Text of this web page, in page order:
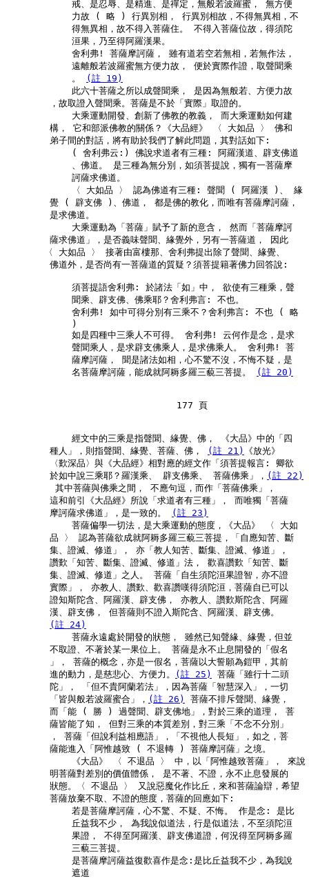
            戒、是忍辱、是精進、是禪定，無般若波羅蜜， 無方便
            力故 ( 略 ) 行異別相， 行異別相故，不得無異相，不
            得無異相，故不得入菩薩住。 不得入菩薩位故，得須陀
            洹果，乃至得阿羅漢果。
            舍利弗! 菩薩摩訶薩， 雖有道若空若無相，若無作法，
            遠離般若波羅蜜無方便力故， 便於實際作證，取聲聞乘
            。
(註 19)
            此六十菩薩之所以成聲聞乘， 是因為無般若、方便力故
        ，故取證入聲聞乘。菩薩是不於「實際」取證的。
            大乘運動開發、創新了佛教的教義， 而大乘運動如何建
        構， 它和部派佛教的關係？《大品經》 〈 大如品 〉 佛和
        弟子間的對話，將有助於我們了解此問題，其對話如下:
            ( 舍利弗云:) 佛說求道者有三種: 阿羅漢道、辟支佛道
            、佛道。 是三種為無分別，如須菩提說，獨有一菩薩摩
            訶薩求佛道。
            〈 大如品 〉 認為佛道有三種: 聲聞 ( 阿羅漢 )、 緣
        覺 ( 辟支佛 )、佛道， 都是佛的教化，而唯有菩薩摩訶薩，
        是求佛道。
            大乘運動為「菩薩」賦予了新的意含， 然而「菩薩摩訶
        薩求佛道」，是否義味聲聞、緣覺外，另有一菩薩道， 因此
       〈 大如品 〉 接著由富樓那、舍利弗提出除了聲聞、緣覺、
        佛道外，是否尚有一菩薩道的質疑？須菩提籍著佛力回答說:
            須菩提語舍利弗: 於諸法「如」中， 欲使有三種乘，聲
            聞乘、辟支佛、佛乘耶？舍利弗言: 不也。
            舍利弗! 如中可得分別有三乘不？舍利弗言: 不也 ( 略
            )
            如是四種中三乘人不可得。 舍利弗! 云何作是念，是求
            聲聞乘人，是求辟支佛乘人，是求佛乘人。 舍利弗! 菩
            薩摩訶薩， 聞是諸法如相，心不驚不沒，不悔不疑，是
            名菩薩摩訶薩，能成就阿耨多羅三藐三菩提。
(註 20)
                               177 頁
            經文中的三乘是指聲聞、緣覺、佛， 《大品》中的「四
        種人」，則指聲聞、緣覺、菩薩、佛，
(註 21)
《放光》
        〈歎深品〉與《大品經》相對應的經文作「須菩提報言: 卿欲
        於如中說三乘耶？羅漢乘、 辟支佛乘、 菩薩佛乘」，
(註 22)
         其中菩薩與佛乘之間， 不應句逗，而作「菩薩佛乘」，
        這和前引《大品經》所說「求道者有三種」， 而唯獨「菩薩
        摩訶薩求佛道」，是一致的。
(註 23)
            菩薩偏學一切法，是大乘運動的態度，《大品》 〈 大如
        品 〉 認為菩薩欲成就阿耨多羅三藐三菩提，「自應知苦、斷
        集、證滅、修道」， 亦「教人知苦、斷集、證滅、修道」，
        讚歎「知苦、斷集、證滅、修道」法， 歡喜讚歎「知苦、斷
        集、證滅、修道」之人。 菩薩「自生須陀洹果證智，亦不證
        實際」， 亦教人、讚歎、歡喜讚嘆得須陀洹，菩薩自已可以
        證知斯陀含、阿羅漢、辟支佛， 亦教人、讚歎斯陀含、阿羅
        漢、辟支佛， 但菩薩則不證入斯陀含、阿羅漢、辟支佛。
(註 24)
            菩薩永遠處於開發的狀態， 雖然已知聲緣、緣覺，但並
        不取證、不著於某一果位上。 菩薩是永不止息開發的「假名
        」， 菩薩的概念，亦是一假名，菩薩以大誓願為鎧甲，其前
        進的動力，是慈悲心、方便力。
(註 25)
菩薩「雖行十二頭
        陀」， 「但不貴阿蘭若法」，因為菩薩「智慧深入」，一切
        「皆與般若波羅蜜合」，
(註 26)
菩薩不排斥聲聞、緣覺，
        而「能 ( 勝 ) 過聲聞、辟支佛地」，對於三乘的道理， 菩
        薩皆能了知， 但對三乘的本質差別，對三乘「不念不分別」
        ， 菩薩「但說利益相應語」，「不視他人長短」，如之，菩
        薩能進入「阿惟越致 ( 不退轉 ) 菩薩摩訶薩」之境。
            《大品》 〈 不退品 〉 中，以「阿惟越致菩薩」， 來說
        明菩薩對差別的價值體係， 是不著、不證，永不止息發展的
        狀態。〈 不退品 〉 又說惡魔化作比丘，來和菩薩論辯，希望
        菩薩放棄不取、不證的態度，菩薩的回應如下:
            若是菩薩摩訶薩，心不驚、不疑、不悔。 作是念: 是比
            丘益我不少， 為我說似道法，行是似道法，不至須陀洹
            果證， 不得至阿羅漢、辟支佛道證，何況得至阿耨多羅
            三藐三菩提。
            是菩薩摩訶薩益復歡喜作是念:是比丘益我不少，為我說
            遮道